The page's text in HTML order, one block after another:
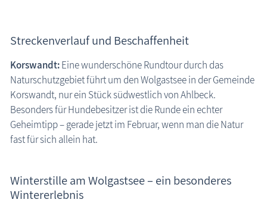
Barfußpfade
Bikepark Zingst
Calisthenics, Trimm-Dich-Pfade
Kur- und Heilwälder
Sport- & Lauftermine
Pilgerwege
Rundwanderung Großer Pätschsee
Fischland-Darß-Zingst
Streckenverlauf und Beschaffenheit
Korswandt:Eine wunderschöne Rundtour durch das
Naturschutzgebiet führt um den Wolgastsee in der Gemeinde
Korswandt, nur ein Stück südwestlich von Ahlbeck.
Besonders für Hundebesitzer ist die Runde ein echter
Geheimtipp – gerade jetzt im Februar, wenn man die Natur
fast für sich allein hat.
Winterstille am Wolgastsee – ein besonderes
Wintererlebnis